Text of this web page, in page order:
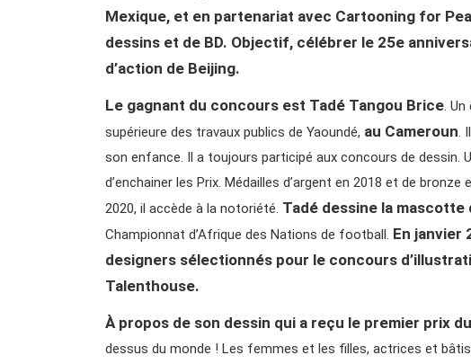
Mexique, et en partenariat avec Cartooning for
dessins et de BD. Objectif, célébrer le 25e
d’action de Beijing.
Le gagnant du concours est Tadé Tangou Brice. Un
supérieure des travaux publics de Yaoundé, au Cameroun.
son enfance. Il a toujours participé aux concours de dessin.
d’enchainer les Prix. Médailles d’argent en 2018 et de
2020, il accède à la notoriété. Tadé dessine la mascotte
Championnat d’Afrique des Nations de football. En janvier
designers sélectionnés pour le concours
Talenthouse.
À propos de son dessin qui a reçu le premier prix
dessus du monde ! Les femmes et les filles, actrices et